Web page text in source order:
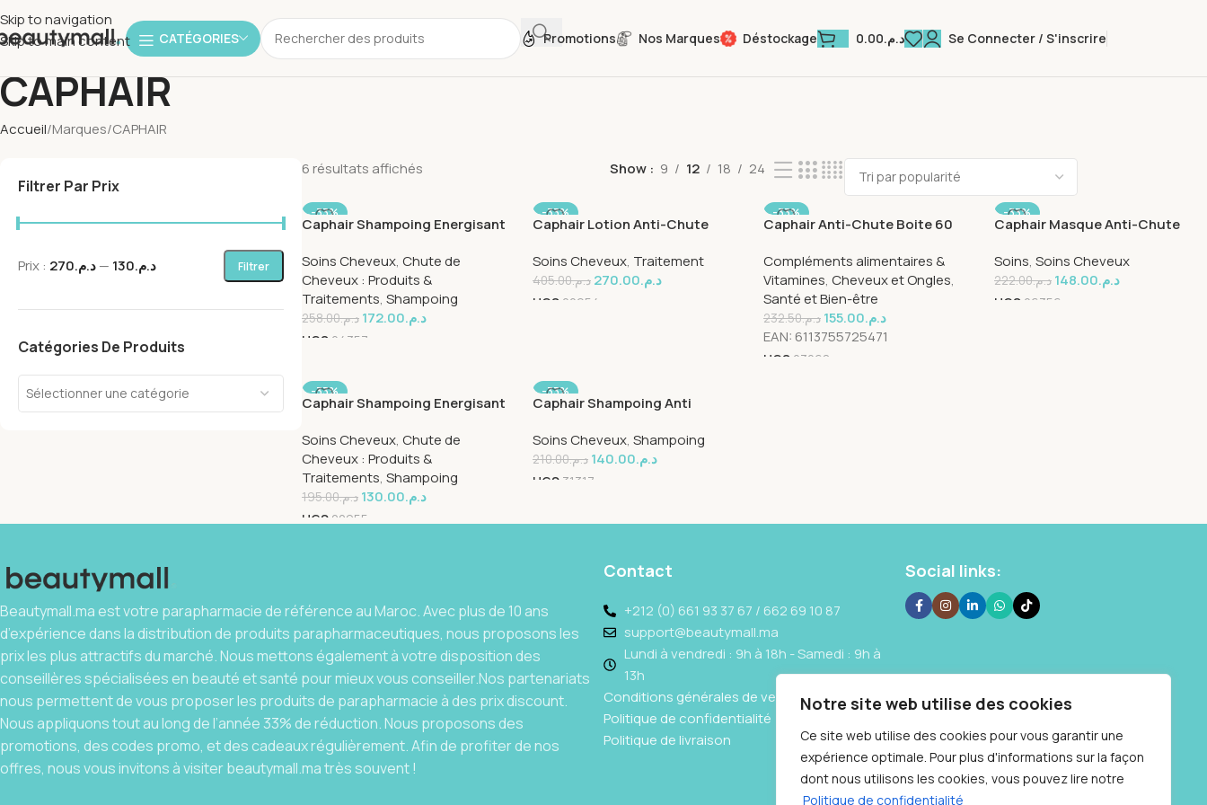
Notre site web utilise des cookies
Ce site web utilise des cookies pour vous garantir une
expérience optimale. Pour plus d'informations sur la façon
dont nous utilisons les cookies, vous pouvez lire notre
Politique de confidentialité
Skip to navigation
Skip to main content
CATÉGORIES Promotions Nos Marques Déstockage د.م.0.00 Se Connecter / S'inscrire
CAPHAIR
Accueil Marques CAPHAIR
Filtrer Par Prix
Filtrer
Prix : د.م.130 —د.م.270
Catégories De Produits
Sélectionner une catégorie
6 résultats affichés Show 9 12 18 24
-33%
Caphair Shampoing Energisant
Soins Cheveux, Chute de
Cheveux : Produits &
Traitements, Shampoing
د.م.258.00 د.م.172.00
UGS 24357
-33%
Caphair Lotion Anti-Chute
Soins Cheveux, Traitement
د.م.405.00 د.م.270.00
UGS 22954
-33%
Caphair Anti-Chute Boite 60
Compléments alimentaires &
Vitamines, Cheveux et Ongles,
Santé et Bien-être
د.م.232.50 د.م.155.00
EAN: 6113755725471
UGS 23068
-33%
Caphair Masque Anti-Chute
Soins, Soins Cheveux
د.م.222.00 د.م.148.00
UGS 26356
-33%
Caphair Shampoing Energisant
Soins Cheveux, Chute de
Cheveux : Produits &
Traitements, Shampoing
د.م.195.00 د.م.130.00
UGS22955
-33%
Caphair Shampoing Anti
Soins Cheveux, Shampoing
د.م.210.00 د.م.140.00
UGS 31317
Beautymall.ma est votre parapharmacie de référence au Maroc. Avec plus de 10 ans
d’expérience dans la distribution de produits parapharmaceutiques, nous proposons les
prix les plus attractifs du marché. Nous mettons également à votre disposition des
conseillères spécialisées en beauté et santé pour mieux vous conseiller.Nos partenariats
nous permettent de vous proposer les produits de parapharmacie à des prix discount.
Nous appliquons tout au long de l’année 33% de réduction. Nous proposons des
promotions, des codes promo, et des cadeaux régulièrement. Afin de profiter de nos
offres, nous vous invitons à visiter beautymall.ma très souvent !
Contact
+212 (0) 661 93 37 67 / 662 69 10 87
support@beautymall.ma
Lundi à vendredi : 9h à 18h - Samedi : 9h à
13h
Conditions générales de vente
Politique de confidentialité
Politique de livraison
Social links: